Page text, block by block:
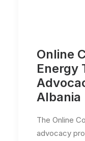
Online
Energy
Albania
The Online
advocacy